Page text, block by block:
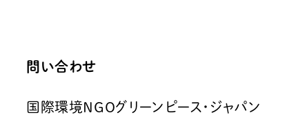
問い合わせ
国際環境NGOグリーンピース・ジャパン